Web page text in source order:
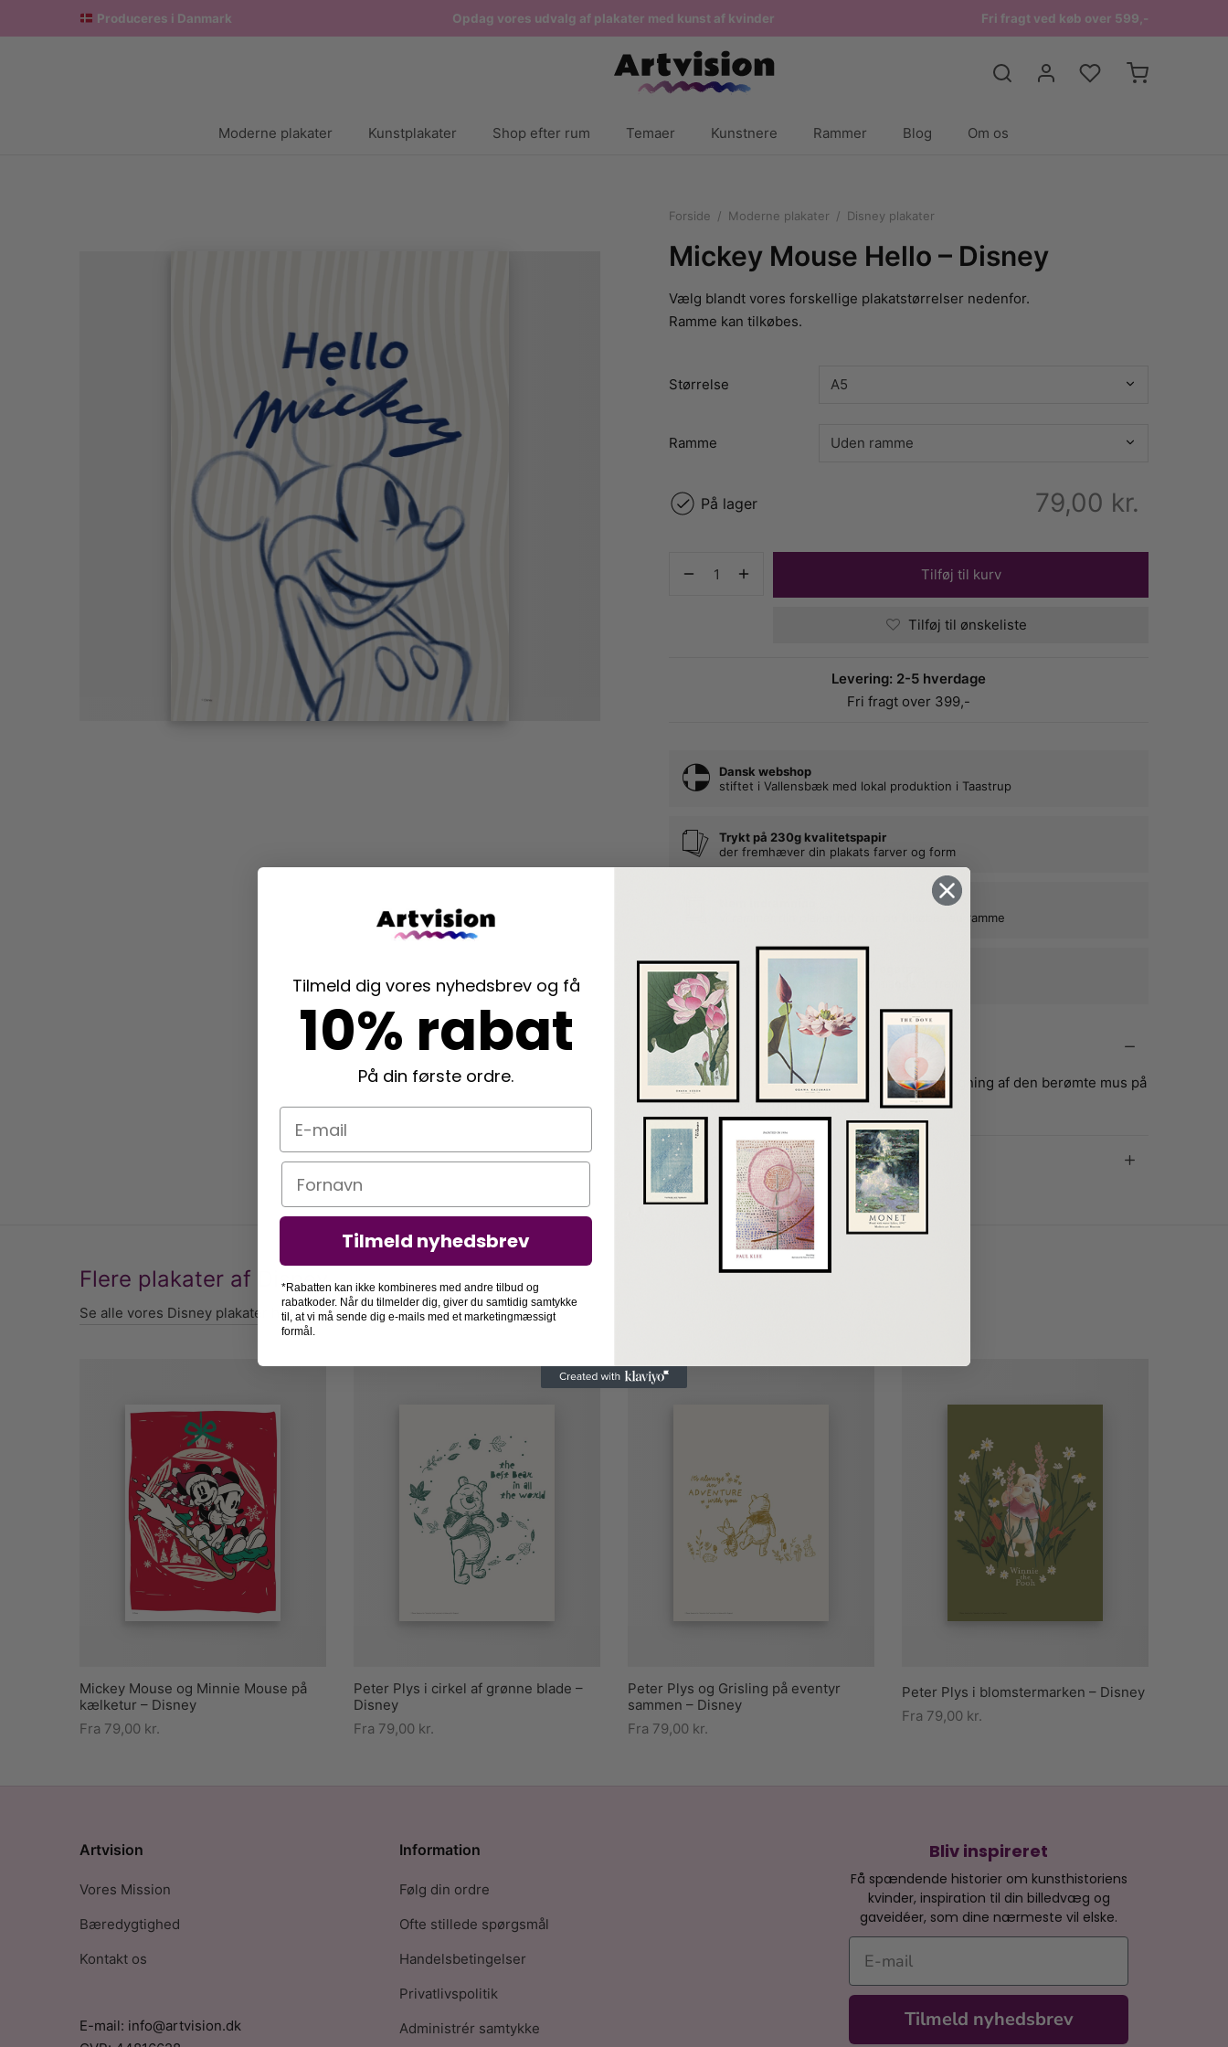
Produceres i Danmark Opdag vores udvalg af plakater med kunst af kvinder Fri fragt ved køb over 599,-
Moderne plakater Kunstplakater Shop efter rum Temaer Kunstnere Rammer Blog Om os
Forside / Moderne plakater / Disney plakater
Mickey Mouse Hello – Disney
Vælg blandt vores forskellige plakatstørrelser nedenfor.
Ramme kan tilkøbes.
Størrelse
Ramme
79,00 kr.
På lager
Tilføj til kurv
Tilføj til ønskeliste
Levering: 2-5 hverdage
Fri fragt over 399,-
Dansk webshop
stiftet i Vallensbæk med lokal produktion i Taastrup
Trykt på 230g kvalitetspapir
der fremhæver din plakats farver og form
vi rammer din plakat ind, når du tilkøber en ramme
Langtidsholdbare rammer i egetræ
der beskytter dine plakater mange år frem
Beskrivelse
Moderne Mickey Mouse plakat med en blå tegning af den berømte mus på
en stribet baggrund i beige og hvid.
Detaljer
Flere plakater af Disney
Se alle vores Disney plakater her
Mickey Mouse og Minnie Mouse på
kælketur – Disney
Fra 79,00 kr.
Peter Plys i cirkel af grønne blade –
Disney
Fra 79,00 kr.
Peter Plys og Grisling på eventyr
sammen – Disney
Fra 79,00 kr.
Peter Plys i blomstermarken – Disney
Fra 79,00 kr.
Bliv inspireret
Få spændende historier om kunsthistoriens
kvinder, inspiration til din billedvæg og
gaveidéer, som dine nærmeste vil elske.
E-mail
Tilmeld nyhedsbrev
Information
Følg din ordre
Ofte stillede spørgsmål
Handelsbetingelser
Privatlivspolitik
Administrér samtykke
Artvision
Vores Mission
Bæredygtighed
Kontakt os
E-mail: info@artvision.dk
Tilmeld dig vores nyhedsbrev og få
10% rabat
På din første ordre.
E-mail
Navn
Tilmeld nyhedsbrev
*Rabatten kan ikke kombineres med andre tilbud og
rabatkoder. Når du tilmelder dig, giver du samtidig samtykke
til, at vi må sende dig e-mails med et marketingmæssigt
formål.